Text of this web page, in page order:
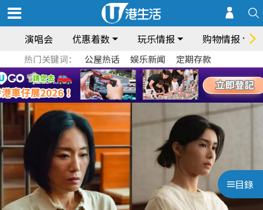
演唱会 优惠着数 玩乐情报 购物情报
热门关键词： 公屋热话 娱乐新闻 定期存款
目錄